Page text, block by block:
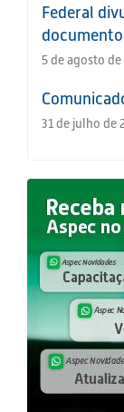
Federal
5 de agosto de
31 de julho de